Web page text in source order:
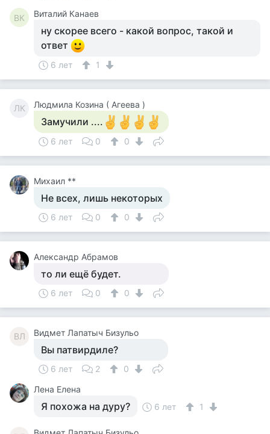
ВК Виталий Канаев
ну скорее всего - какой вопрос, такой и
ответ
6 лет 1
ЛК Людмила Козина ( Агеева )
Замучили ....
6 лет 0 0
Михаил **
Не всех, лишь некоторых
6 лет 0 0
Александр Абрамов
то ли ещё будет.
6 лет 0 0
ВЛ Видмет Лапатыч Бизульо
Вы патвирдиле?
6 лет 2
0
Лена Елена
Я похожа на дуру? 6 лет 1